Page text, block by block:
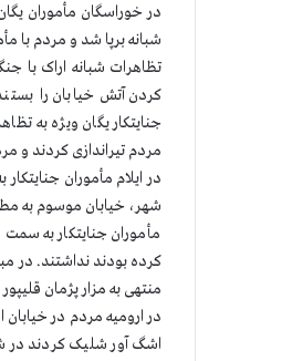
در خوراسگان مأموران
شبانه برپا شد و مردم با
تظاهرات شبانه اراک با
کردن آتش خیابان را
جنایتکار یگان ویژه به
مردم تیراندازی کردند و
در ایلام مأموران
شهر، خیابان موسوم به
مأموران جنایتکار به
کرده بودند نداشتند. در
منتهی به مزار پژمان قلیپور از شهدای آبان ۹۸ را بستند و
در ارومیه مردم در
اشگ آور شلیک کردند در